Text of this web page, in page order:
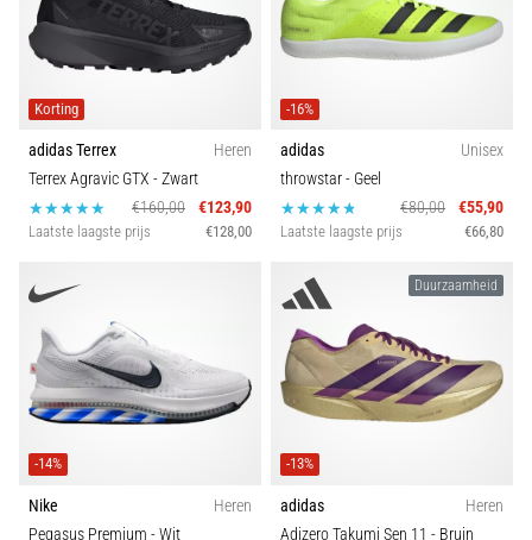
Korting
adidas Terrex
Heren
Terrex Agravic GTX - Zwart
€160,00
€123,90
Laatste laagste prijs €128,00
-16%
adidas
Unisex
throwstar- Geel
€80,00
€55,90
Laatste laagste prijs €66,80
-14%
Nike
Heren
Pegasus Premium - Wit
Duurzaamheid
-13%
adidas
Heren
Adizero Takumi Sen 11 - Bruin